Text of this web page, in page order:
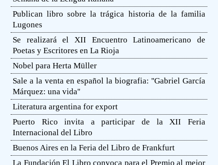
Publican libro sobre la trágica historia de la familia
Lugones
Se realizará el XII Encuentro Latinoamericano de
Poetas y Escritores en La Rioja
Nobel para Herta Müller
Sale a la venta en español la biografia: ''Gabriel García
Márquez: una vida''
Literatura argentina for export
Puerto Rico invita a participar de la XII Feria
Internacional del Libro
Buenos Aires en la Feria del Libro de Frankfurt
La Fundación El Libro convoca para el Premio al mejor